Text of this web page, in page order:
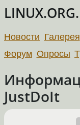
Новости Галерея
Форум Опросы
JustDoIt